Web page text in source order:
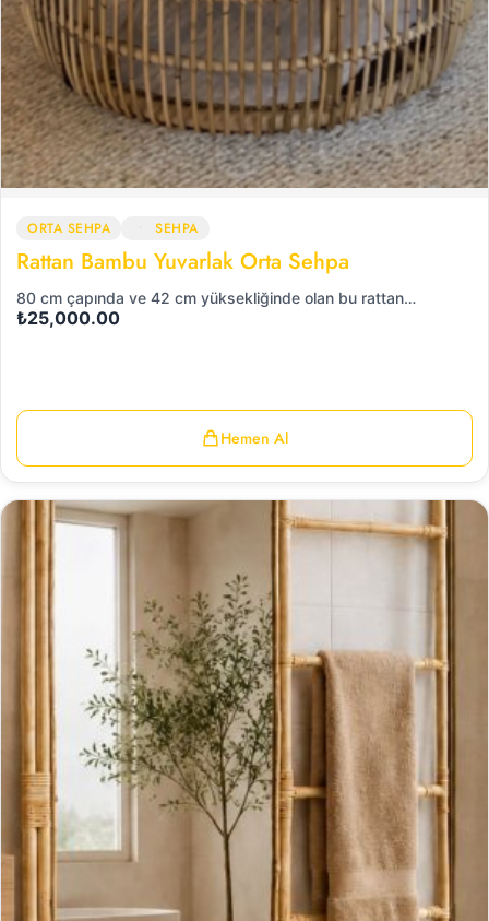
ORTA SEHPA SEHPA
Rattan Bambu Yuvarlak Orta Sehpa
80 cm çapında ve 42 cm yüksekliğinde olan bu rattan…
₺25,000.00
Hemen Al